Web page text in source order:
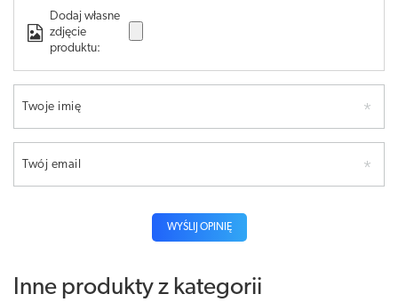
Dodaj własne
zdjęcie
produktu:
Twoje imię
Twój email
WYŚLIJ OPINIĘ
Inne produkty z kategorii